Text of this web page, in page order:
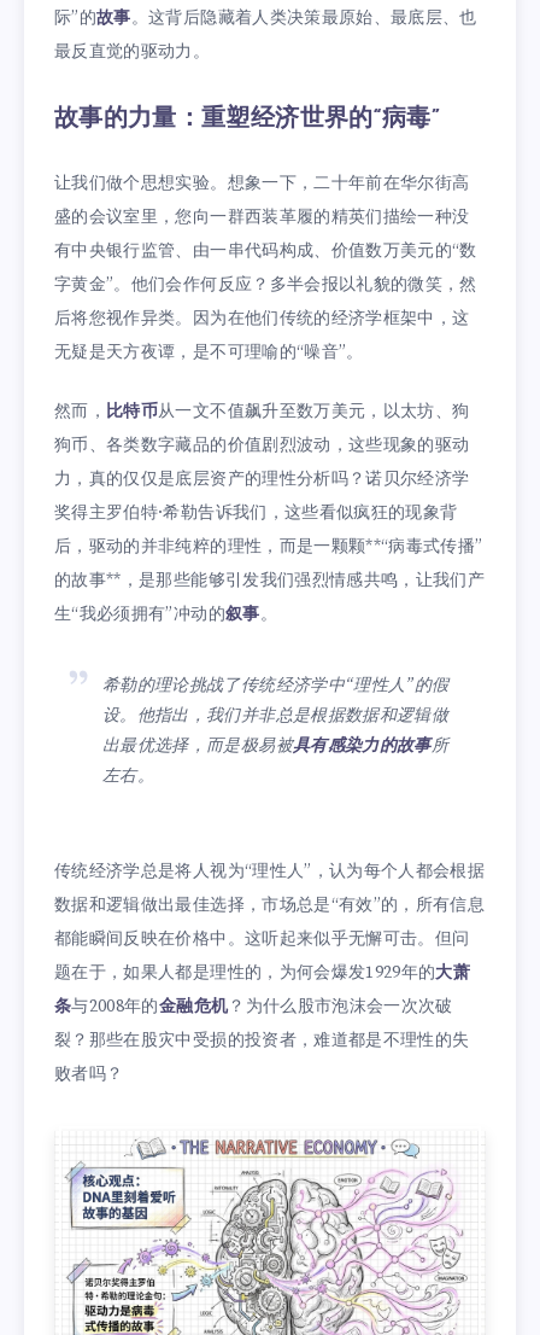
际”的故事。这背后隐藏着人类决策最原始、最底层、也
最反直觉的驱动力。
故事的力量：重塑经济世界的“病毒”
让我们做个思想实验。想象一下，二十年前在华尔街高
盛的会议室里，您向一群西装革履的精英们描绘一种没
有中央银行监管、由一串代码构成、价值数万美元的“数
字黄金”。他们会作何反应？多半会报以礼貌的微笑，然
后将您视作异类。因为在他们传统的经济学框架中，这
无疑是天方夜谭，是不可理喻的“噪音”。
然而， 比特币从一文不值飙升至数万美元，以太坊、狗
狗币、各类数字藏品的价值剧烈波动，这些现象的驱动
力，真的仅仅是底层资产的理性分析吗？诺贝尔经济学
奖得主罗伯特·希勒告诉我们，这些看似疯狂的现象背
后，驱动的并非纯粹的理性，而是一颗颗**“病毒式传播”
的故事**，是那些能够引发我们强烈情感共鸣，让我们产
生“我必须拥有”冲动的叙事。
希勒的理论挑战了传统经济学中“理性人”的假
设。他指出，我们并非总是根据数据和逻辑做
出最优选择，而是极易被具有感染力的故事所
左右。
传统经济学总是将人视为“理性人”，认为每个人都会根据
数据和逻辑做出最佳选择，市场总是“有效”的，所有信息
都能瞬间反映在价格中。这听起来似乎无懈可击。但问
题在于，如果人都是理性的，为何会爆发1929年的大萧
条与2008年的金融危机？为什么股市泡沫会一次次破
裂？那些在股灾中受损的投资者，难道都是不理性的失
败者吗？